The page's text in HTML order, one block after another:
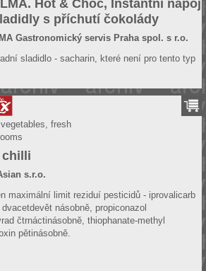
Hot & Choc, Instantní nápoj
s příchutí čokolády
Gastronomický servis Praha spol. s r.o.
sladidlo - sacharin, které není pro tento typ
fresh
chilli
s.r.o.
maximální limit reziduí pesticidů - iprovalicarb
násobně, propiconazol
čtrnáctinásobně, thiophanate-methyl
pětinásobně.